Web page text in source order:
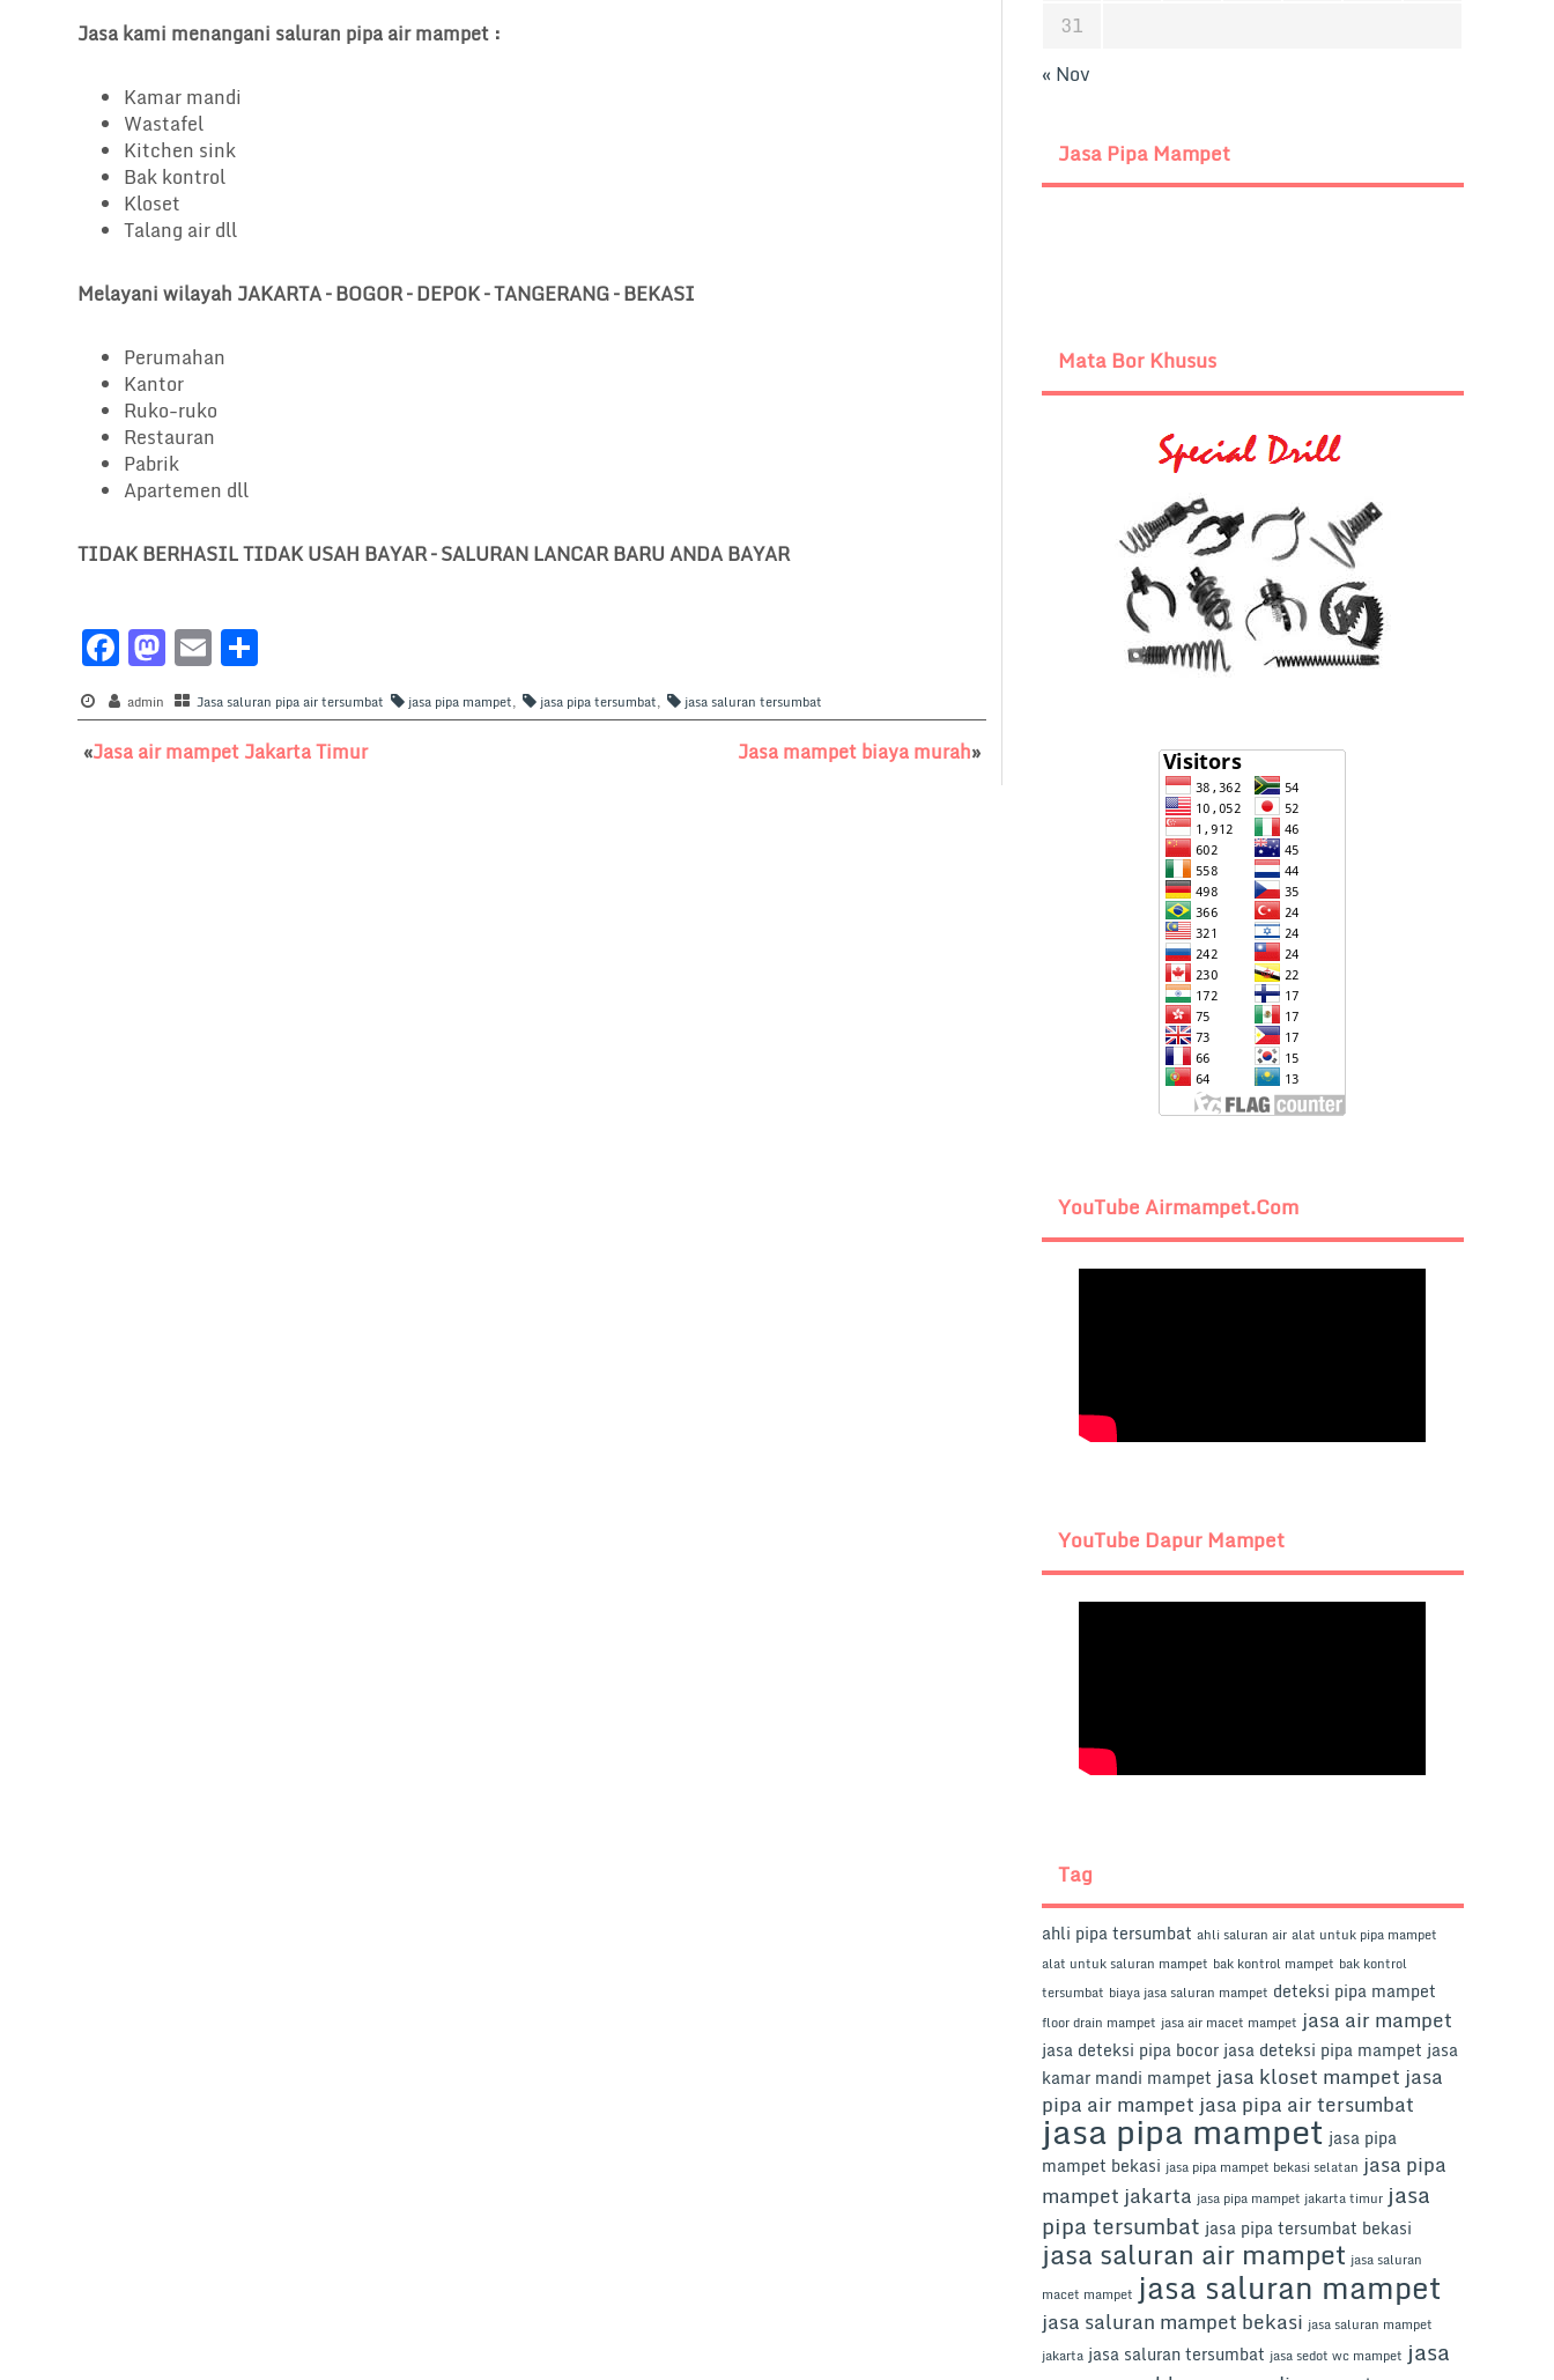
Jasa kami menangani saluran pipa air mampet :
Kamar mandi
Wastafel
Kitchen sink
Bak kontrol
Kloset
Talang air dll
Melayani wilayah JAKARTA – BOGOR – DEPOK – TANGERANG – BEKASI
Perumahan
Kantor
Ruko-ruko
Restauran
Pabrik
Apartemen dll
TIDAK BERHASIL TIDAK USAH BAYAR – SALURAN LANCAR BARU ANDA BAYAR
F
a
c
e
M
a
st
o
E
m
ai
l
h
ar
e
admin Jasa saluran pipa air tersumbat jasa pipa mampet, jasa pipa tersumbat, jasa saluran tersumbat
«Jasa air mampet Jakarta Timur Jasa mampet biaya murah»
31
« Nov
Jasa Pipa Mampet
Mata Bor Khusus
YouTube Airmampet.com
YouTube Dapur Mampet
Tag
ahli pipa tersumbat ahli saluran air alat untuk pipa mampet
alat untuk saluran mampet bak kontrol mampet bak kontrol
tersumbat biaya jasa saluran mampet deteksi pipa mampet
floor drain mampet jasa air macet mampet jasa air mampet
jasa deteksi pipa bocor jasa deteksi pipa mampet jasa
kamar mandi mampet jasa kloset mampet jasa
pipa air mampet jasa pipa air tersumbat
jasa pipa mampet jasa pipa
mampet bekasi jasa pipa mampet bekasi selatan jasa pipa
mampet jakarta jasa pipa mampet jakarta timur jasa
pipa tersumbat jasa pipa tersumbat bekasi
jasa saluran air mampet jasa saluran
macet mampet jasa saluran mampet
jasa saluran mampet bekasi jasa saluran mampet
jakarta jasa saluran tersumbat jasa sedot wc mampet jasa